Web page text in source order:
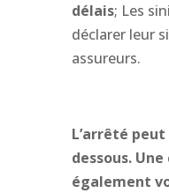
délais; Les
déclarer leur
assureurs.
L’arrêté
dessous.
également